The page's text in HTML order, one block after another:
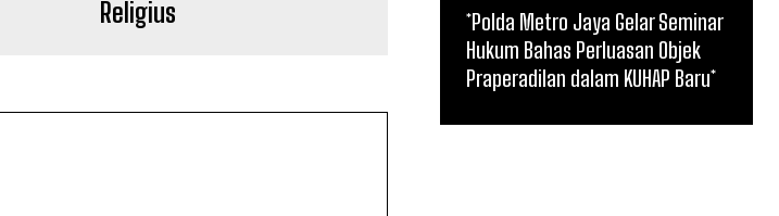
Religius
*Polda Metro Jaya Gelar Seminar
Hukum Bahas Perluasan Objek
Praperadilan dalam KUHAP Baru*